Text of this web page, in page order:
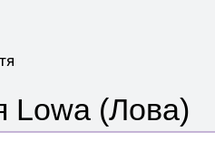
Lowa (Лова)